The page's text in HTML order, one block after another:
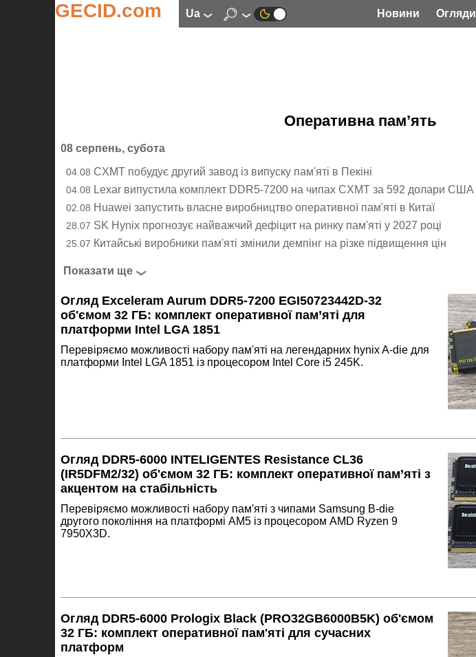
GECID.com ua Новини Огляди
Оперативна пам’ять
08 серпень, субота
04.08 CXMT побудує другий завод із випуску пам'яті в Пекіні
04.08 Lexar випустила комплект DDR5-7200 на чипах CXMT за 592 долари США
02.08 Huawei запустить власне виробництво оперативної пам'яті в Китаї
28.07 SK Hynix прогнозує найважчий дефіцит на ринку пам'яті у 2027 році
25.07 Китайські виробники пам'яті змінили демпінг на різке підвищення цін
Показати ще
Огляд Exceleram Aurum DDR5-7200 EGI50723442D-32
об'ємом 32 ГБ: комплект оперативної пам’яті для
платформи Intel LGA 1851
Перевіряємо можливості набору пам'яті на легендарних hynix A-die для
платформи Intel LGA 1851 із процесором Intel Core i5 245K.
Огляд DDR5-6000 INTELIGENTES Resistance CL36
(IR5DFM2/32) об'ємом 32 ГБ: комплект оперативної пам’яті з
акцентом на стабільність
Перевіряємо можливості набору пам'яті з чипами Samsung B-die
другого покоління на платформі AM5 із процесором AMD Ryzen 9
7950X3D.
Огляд DDR5-6000 Prologix Black (PRO32GB6000B5K) об'ємом
32 ГБ: комплект оперативної пам'яті для сучасних
платформ